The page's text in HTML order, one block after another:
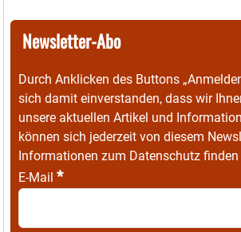
Newsletter-Abo
Durch Anklicken des Buttons
sich damit einverstanden, dass wir
unsere aktuellen Artikel und
können sich jederzeit von diesem
Informationen zum Datenschutz finden
E-Mail *